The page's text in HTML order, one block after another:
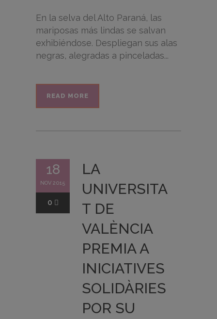
En la selva del Alto Paraná, las
mariposas más lindas se salvan
exhibiéndose. Despliegan sus alas
negras, alegradas a pinceladas...
READ MORE
18
NOV 2015
0
LA
UNIVERSITA
T DE
VALÈNCIA
PREMIA A
INICIATIVES
SOLIDÀRIES
POR SU